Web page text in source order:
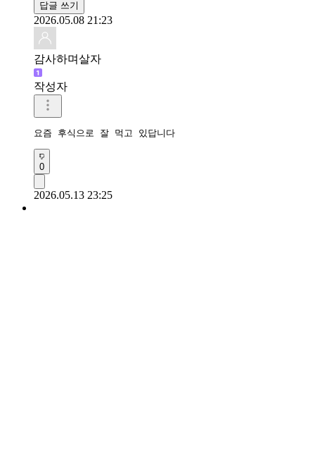
답글 쓰기
2026.05.08 21:23
감사하며살자
작성자
요즘 후식으로 잘 먹고 있답니다
0
2026.05.13 23:25